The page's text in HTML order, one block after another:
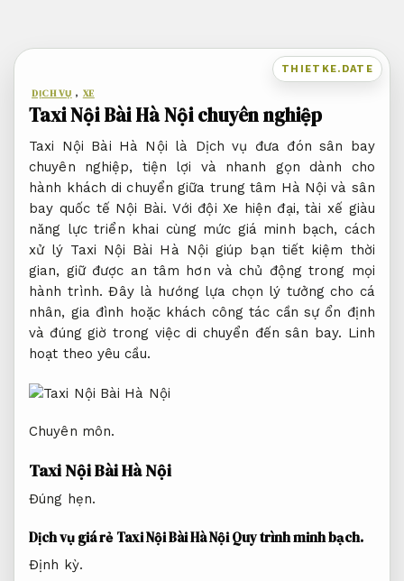
THIETKE.DATE
DỊCH VỤ , XE
Taxi Nội Bài Hà Nội chuyên nghiệp
Taxi Nội Bài Hà Nội là Dịch vụ đưa đón sân bay
chuyên nghiệp, tiện lợi và nhanh gọn dành cho
hành khách di chuyển giữa trung tâm Hà Nội và sân
bay quốc tế Nội Bài. Với đội Xe hiện đại, tài xế giàu
năng lực triển khai cùng mức giá minh bạch, cách
xử lý Taxi Nội Bài Hà Nội giúp bạn tiết kiệm thời
gian, giữ được an tâm hơn và chủ động trong mọi
hành trình. Đây là hướng lựa chọn lý tưởng cho cá
nhân, gia đình hoặc khách công tác cần sự ổn định
và đúng giờ trong việc di chuyển đến sân bay. Linh
hoạt theo yêu cầu.
Chuyên môn.
Taxi Nội Bài Hà Nội
Đúng hẹn.
Dịch vụ giá rẻ Taxi Nội Bài Hà NộiQuy trình minh bạch.
Định kỳ.